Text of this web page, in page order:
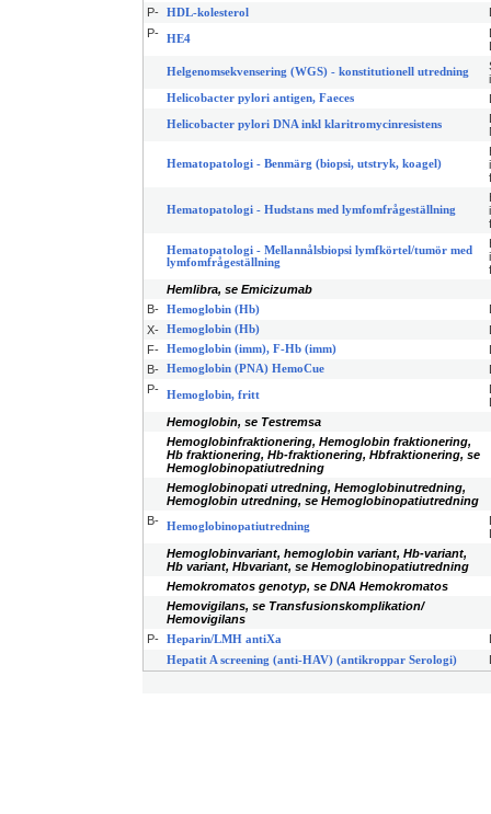
P-
HDL-kolesterol
P-
HE4
Helgenomsekvensering (WGS) - konstitutionell utredning
Helicobacter pylori antigen, Faeces
Helicobacter pylori DNA inkl klaritromycinresistens
Hematopatologi - Benmärg (biopsi, utstryk, koagel)
Hematopatologi - Hudstans med lymfomfrågeställning
Hematopatologi - Mellannålsbiopsi lymfkörtel/tumör med
lymfomfrågeställning
Hemlibra, se Emicizumab
B-
Hemoglobin (Hb)
X-
Hemoglobin (Hb)
F-
Hemoglobin (imm), F-Hb (imm)
B-
Hemoglobin (PNA) HemoCue
P-
Hemoglobin, fritt
Hemoglobin, se Testremsa
Hemoglobinfraktionering, Hemoglobin fraktionering,
Hb fraktionering, Hb-fraktionering, Hbfraktionering, se
Hemoglobinopatiutredning
Hemoglobinopati utredning, Hemoglobinutredning,
Hemoglobin utredning, se Hemoglobinopatiutredning
B-
Hemoglobinopatiutredning
Hemoglobinvariant, hemoglobin variant, Hb-variant,
Hb variant, Hbvariant, se Hemoglobinopatiutredning
Hemokromatos genotyp, se DNA Hemokromatos
Hemovigilans, se Transfusionskomplikation/
Hemovigilans
P-
Heparin/LMH antiXa
Hepatit A screening (anti-HAV) (antikroppar Serologi)